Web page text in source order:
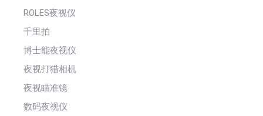
ROLES夜视仪
千里拍
博士能夜视仪
夜视打猎相机
夜视瞄准镜
数码夜视仪